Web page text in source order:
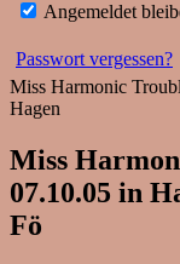
Angemeldet
Passwort vergessen?
Miss Harmonic
Hagen
Miss
07.10.05 in
Fö